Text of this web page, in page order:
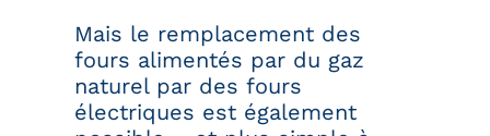
Mais le remplacement des
fours alimentés par du gaz
naturel par des fours
électriques est également